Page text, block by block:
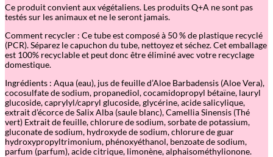
l
i
c
A
c
i
d
o
d
y
W
a
s
h
Ce produit convient aux végétaliens. Les produits Q+A ne sont pas
testés sur les animaux et ne le seront jamais.
Comment recycler : Ce tube est composé à 50 % de plastique recyclé
(PCR). Séparez le capuchon du tube, nettoyez et séchez. Cet emballage
est 100% recyclable et peut donc être éliminé avec votre recyclage
domestique.
Ingrédients : Aqua (eau), jus de feuille d’Aloe Barbadensis (Aloe Vera),
cocosulfate de sodium, propanediol, cocamidopropyl bétaïne, lauryl
glucoside, caprylyl/capryl glucoside, glycérine, acide salicylique,
extrait d’écorce de Salix Alba (saule blanc), Camellia Sinensis (Thé
vert) Extrait de feuille, chlorure de sodium, sorbate de potassium,
gluconate de sodium, hydroxyde de sodium, chlorure de guar
hydroxypropyltrimonium, phénoxyéthanol, benzoate de sodium,
parfum (parfum), acide citrique, limonène, alphaisométhylionone.